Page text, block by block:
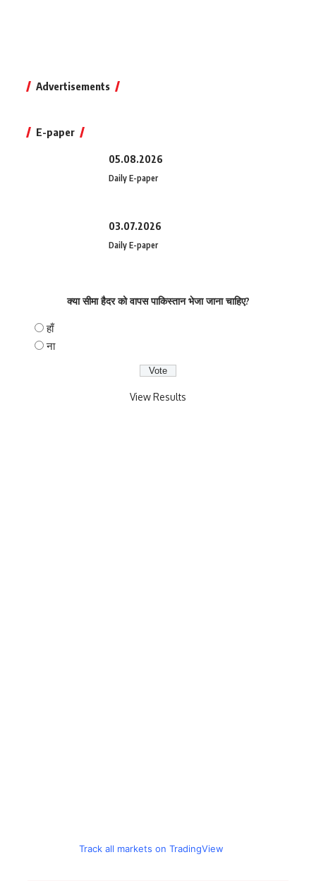
Advertisements
E-paper
05.08.2026
Daily E-paper
03.07.2026
Daily E-paper
क्या सीमा हैदर को वापस पाकिस्तान भेजा जाना चाहिए?
हाँ
ना
View Results
Track all markets on TradingView